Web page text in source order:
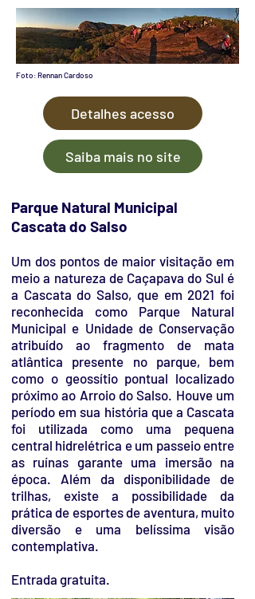
Foto: Rennan Cardoso
Detalhes acesso
Saiba mais no site
Parque Natural Municipal
Cascata do Salso
Um dos pontos de maior visitação em
meio a natureza de Caçapava do Sul é
a Cascata do Salso, que em 2021 foi
reconhecida como Parque Natural
Municipal e Unidade de Conservação
atribuído ao fragmento de mata
atlântica presente no parque, bem
como o geossítio pontual localizado
próximo ao Arroio do Salso. Houve um
período em sua história que a Cascata
foi utilizada como uma pequena
central hidrelétrica e um passeio entre
as ruínas garante uma imersão na
época. Além da disponibilidade de
trilhas, existe a possibilidade da
prática de esportes de aventura, muito
diversão e uma belíssima visão
contemplativa.
Entrada gratuita.